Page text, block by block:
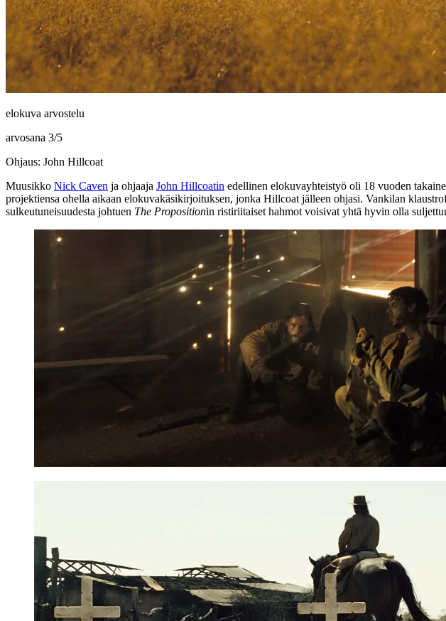
elokuva arvostelu
arvosana 3/5
Ohjaus: John Hillcoat
Muusikko Nick Caven ja ohjaaja John Hillcoatin edellinen elokuvayhteistyö oli 18 vuoden
projektiensa ohella aikaan elokuvakäsikirjoituksen, jonka Hillcoat jälleen ohjasi. Vankilan
sulkeutuneisuudesta johtuen The Propositionin ristiriitaiset hahmot voisivat yhtä hyvin olla